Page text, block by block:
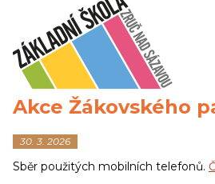
Akce Žákovského
30. 3. 2026
Sběr použitých mobilních telefonů.